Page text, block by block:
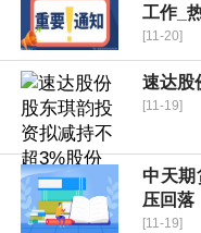
工作_
[11-20]
速达股
[11-19]
中天期
压回落
[11-19]